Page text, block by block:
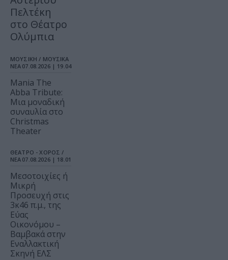
Πελτέκη
στο Θέατρο
Ολύμπια
ΜΟΥΣΙΚΗ / ΜΟΥΣΙΚΑ
ΝΕΑ 07.08.2026 | 19.04
Mania The
Abba Tribute:
Μια μοναδική
συναυλία στο
Christmas
Theater
ΘΕΑΤΡΟ - ΧΟΡΟΣ /
ΝΕΑ 07.08.2026 | 18.01
Μεσοτοιχίες ή
Μικρή
Προσευχή στις
3κ46 π.μ., της
Εύας
Οικονόμου –
Βαμβακά στην
Εναλλακτική
Σκηνή ΕΛΣ